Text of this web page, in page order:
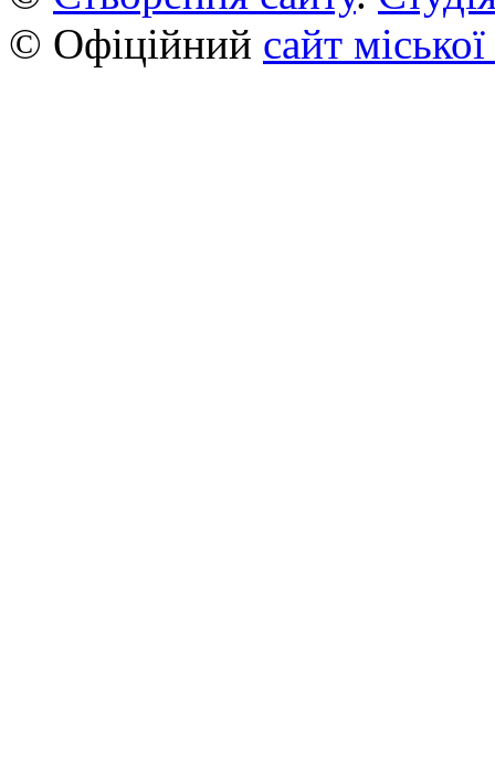
© Офіційний сайт